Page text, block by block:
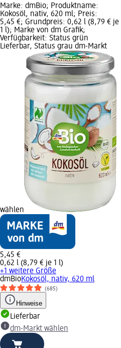
Marke: dmBio; Produktname:
Kokosöl, nativ, 620 ml; Preis:
5,45 €; Grundpreis: 0,62 l (8,79 € je
1 l); Marke von dm Grafik;
Verfügbarkeit: Status grün
Lieferbar, Status grau dm-Markt
wählen
5,45 €
0,62 l (8,79 € je 1 l)
+1 weitere Größe
dmBioKokosöl, nativ, 620 ml
(685)
Hinweise
Lieferbar
dm-Markt wählen